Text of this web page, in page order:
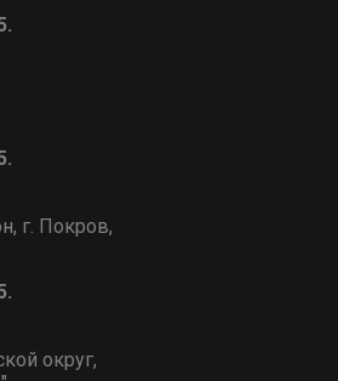
г. Покров,
округ,